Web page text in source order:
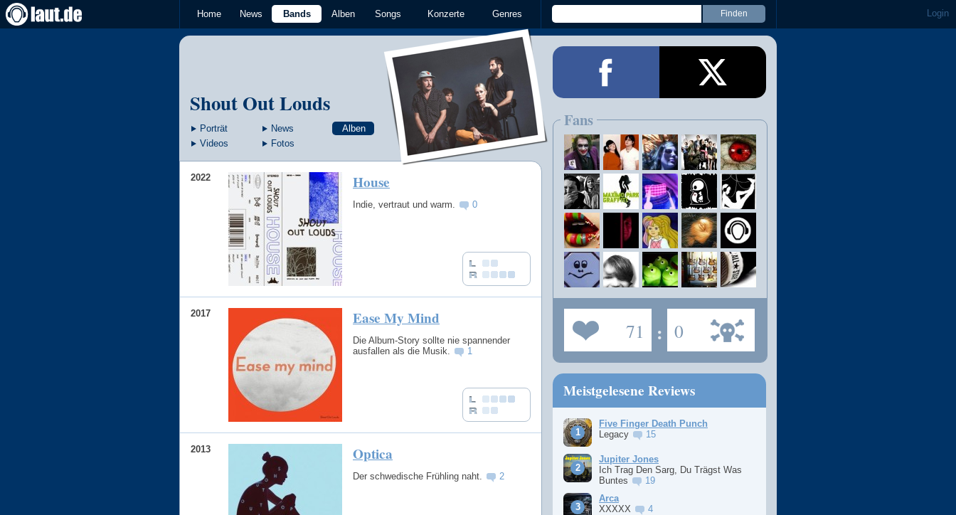
Home News Bands Alben Songs Konzerte Genres Login
Shout Out Louds
Porträt News
Alben
Videos
Fotos
2022 House
Indie, vertraut und warm. 0
2017 Ease My Mind
Die Album-Story sollte nie spannender
ausfallen als die Musik.
1
2013 Optica
Der schwedische Frühling naht. 2
Fans
71 : 0
Meistgelesene Reviews
Five Finger Death Punch
Legacy
15
Jupiter Jones
Ich Trag Den Sarg, Du Trägst Was
Buntes
19
Arca
XXXXX
4